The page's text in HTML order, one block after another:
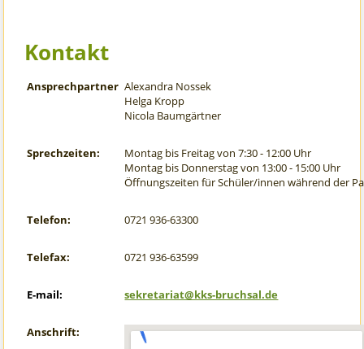
Kontakt
Ansprechpartner Alexandra Nossek
Helga Kropp
Nicola Baumgärtner
Sprechzeiten:
Montag bis Freitag von 7:30 - 12:00 Uhr
Montag bis Donnerstag von 13:00 - 15:00 Uhr
Öffnungszeiten für Schüler/innen während der
Telefon: 0721 936-63300
Telefax: 0721 936-63599
E-mail: sekretariat@kks-bruchsal.de
Anschrift: